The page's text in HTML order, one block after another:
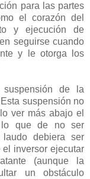
para las partes
el corazón del
y ejecución de
seguirse cuando
y le otorga los
de la
suspensión no
ver más abajo el
lo que de no ser
debiera ser
inversor ejecutar
(aunque la
un obstáculo